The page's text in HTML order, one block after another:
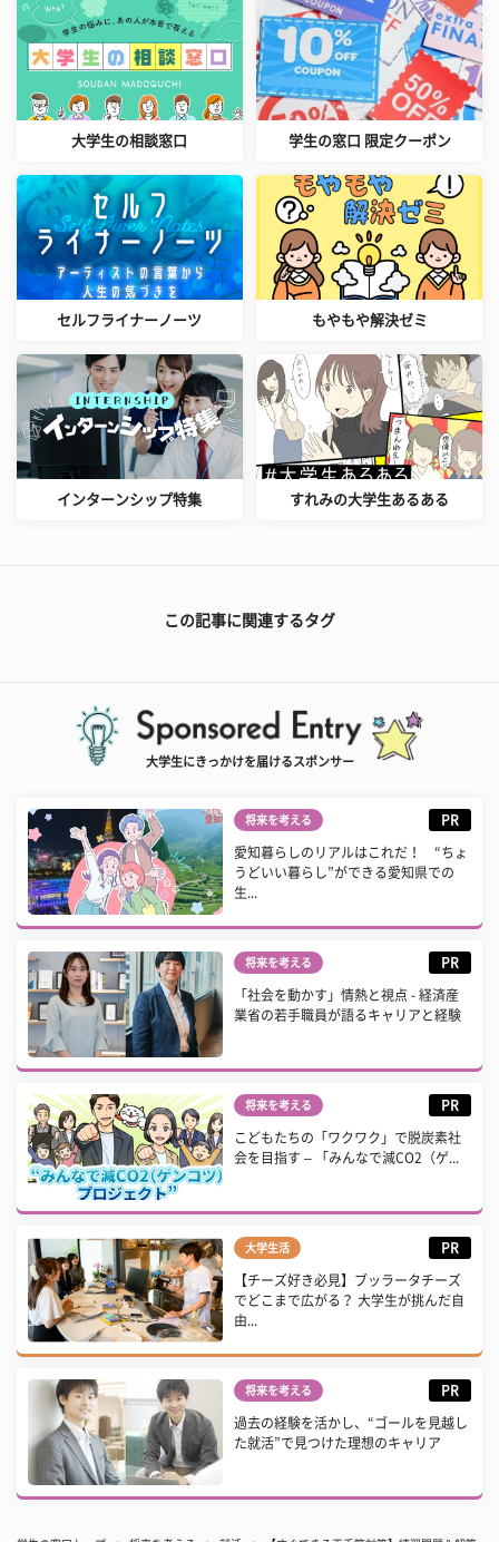
大学生の相談窓口 学生の窓口 限定クーポン
セルフライナーノーツ もやもや解決ゼミ
インターンシップ特集 すれみの大学生あるある
この記事に関連するタグ
大学生にきっかけを届けるスポンサー
将来を考える PR
愛知暮らしのリアルはこれだ！ “ちょ
うどいい暮らし”ができる愛知県での
生...
将来を考える PR
「社会を動かす」情熱と視点 - 経済産
業省の若手職員が語るキャリアと経験
将来を考える PR
こどもたちの「ワクワク」で脱炭素社
会を目指す – 「みんなで減CO2（ゲ...
大学生活 PR
【チーズ好き必見】ブッラータチーズ
でどこまで広がる？ 大学生が挑んだ自
由...
将来を考える PR
過去の経験を活かし、“ゴールを見越し
た就活”で見つけた理想のキャリア